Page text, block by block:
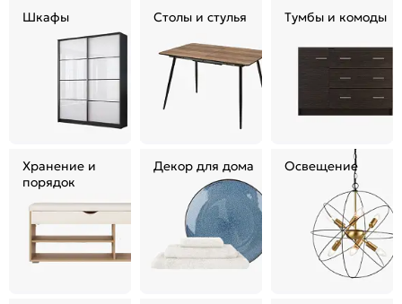
Шкафы Столы и стулья Тумбы и комоды
Хранение и
порядок
Декор для дома Освещение